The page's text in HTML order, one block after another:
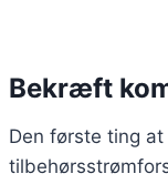
Bekræft
Den første ting